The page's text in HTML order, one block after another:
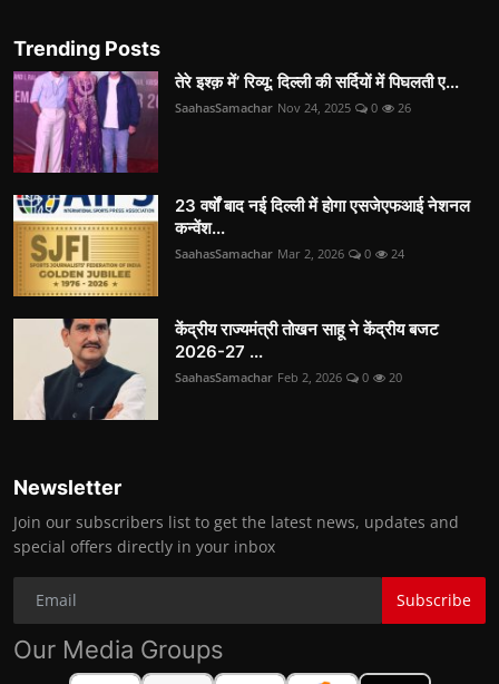
Trending Posts
तेरे इश्क़ में’ रिव्यू: दिल्ली की सर्दियों में पिघलती ए...
SaahasSamachar Nov 24, 2025 0 26
23 वर्षों बाद नई दिल्ली में होगा एसजेएफआई नेशनल
कन्वेंश...
SaahasSamachar Mar 2, 2026 0 24
केंद्रीय राज्यमंत्री तोखन साहू ने केंद्रीय बजट
2026-27 ...
SaahasSamachar Feb 2, 2026 0 20
Newsletter
Join our subscribers list to get the latest news, updates and
special offers directly in your inbox
Subscribe
Our Media Groups